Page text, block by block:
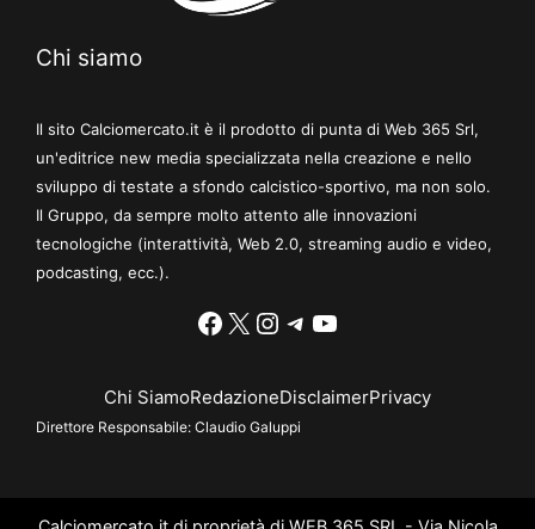
Chi siamo
Il sito Calciomercato.it è il prodotto di punta di Web 365 Srl,
un'editrice new media specializzata nella creazione e nello
sviluppo di testate a sfondo calcistico-sportivo, ma non solo.
Il Gruppo, da sempre molto attento alle innovazioni
tecnologiche (interattività, Web 2.0, streaming audio e video,
podcasting, ecc.).
Facebook
X Instagram
Telegram
YouTube
Chi SiamoRedazioneDisclaimerPrivacy
Direttore Responsabile: Claudio Galuppi